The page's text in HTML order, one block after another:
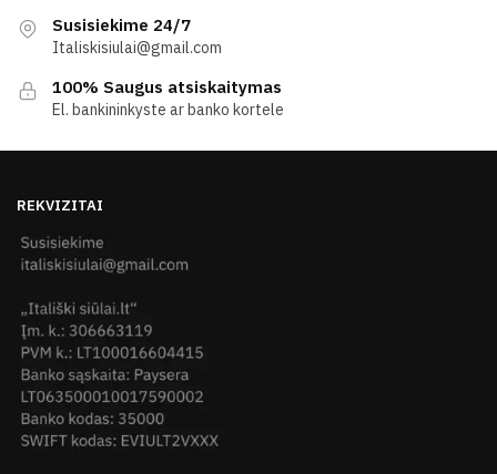
Susisiekime 24/7
Italiskisiulai@gmail.com
100% Saugus atsiskaitymas
El. bankininkyste ar banko kortele
REKVIZITAI